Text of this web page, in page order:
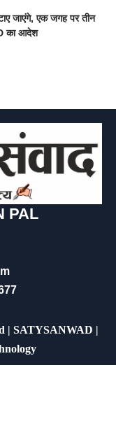
जाएंगे, एक जगह पर तीन
का आदेश
PAL
| SATYSANWAD |